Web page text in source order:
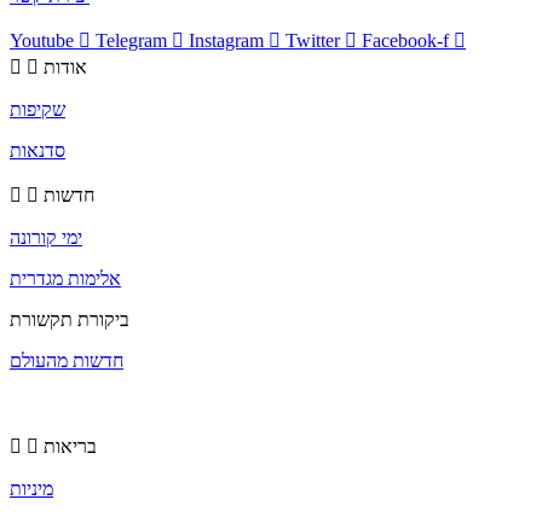
Youtube Telegram Instagram Twitter
Facebook-f
אודות
שקיפות
סדנאות
חדשות
ימי קורונה
אלימות מגדרית
ביקורת תקשורת
חדשות מהעולם
בריאות
מיניות